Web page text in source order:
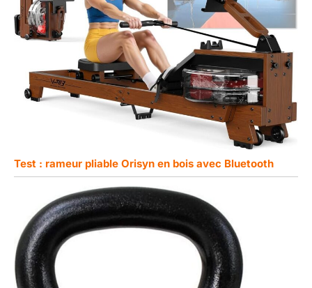
Test : rameur pliable Orisyn en bois avec Bluetooth